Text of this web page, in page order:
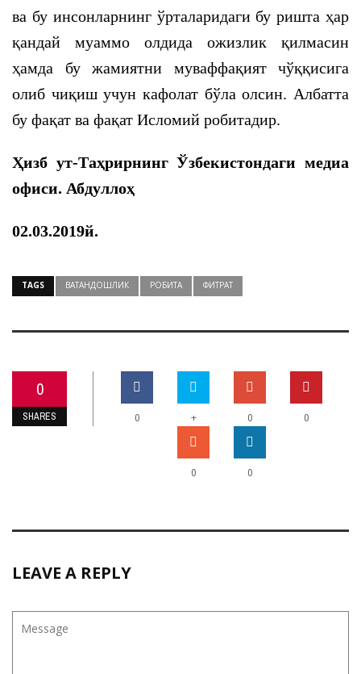
ва бу инсонларнинг ўрталаридаги бу ришта ҳар
қандай муаммо олдида ожизлик қилмасин
ҳамда бу жамиятни муваффақият чўққисига
олиб чиқиш учун кафолат бўла олсин. Албатта
бу фақат ва фақат Исломий робитадир.
Ҳизб ут-Таҳрирнинг Ўзбекистондаги медиа
офиси. Абдуллоҳ
02.03.2019й.
TAGS ВАТАНДОШЛИК РОБИТА ФИТРАТ
0
SHARES 0 + 0 0
0 0
LEAVE A REPLY